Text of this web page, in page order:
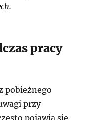
pracy
pobieżnego
przy
pojawia się